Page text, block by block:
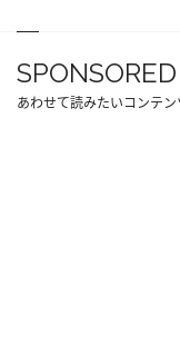
SPONSORED
あわせて読みたいコンテン